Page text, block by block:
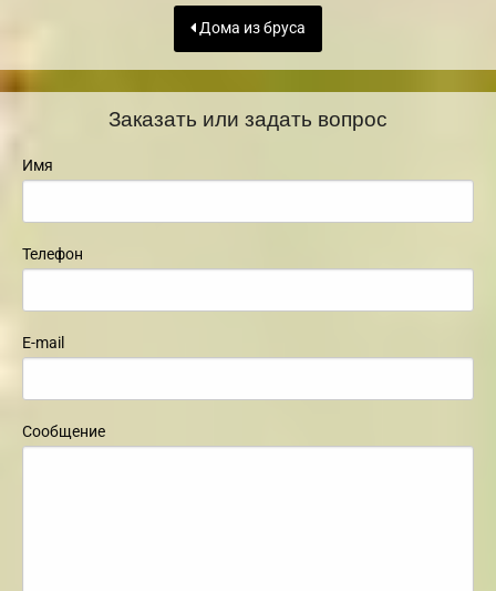
Дома из бруса
Заказать или задать вопрос
Имя
Телефон
E-mail
Сообщение